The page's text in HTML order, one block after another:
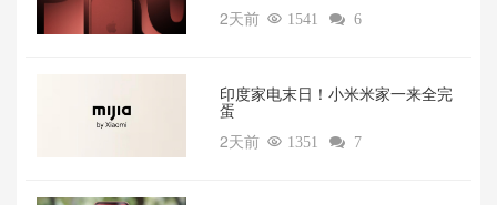
2天前  1541  6
印度家电末日！小米米家一来全完
蛋
2天前  1351  7